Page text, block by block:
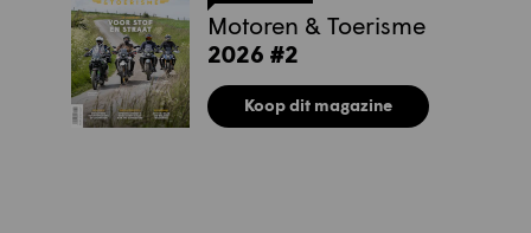
Motoren & Toerisme
2026 #2
Koop dit magazine